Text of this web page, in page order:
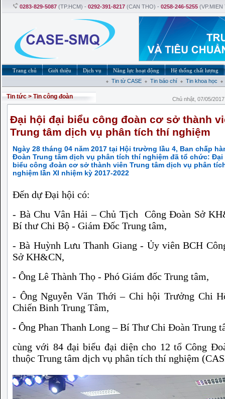
0283-829-5087 (TP.HCM) - 0292-391-8217 (CAN THO) - 0258-246-5255
Trang chủ Giới thiệu Dịch vụ Năng lực hoạt động
Hệ thống chất lượng
Tin từ CASE
Tin báo chí Tin khoa học
Tin tức>Tin công đoàn Chủ nhật, 07/05/
Đại hội đại biểu công đoàn cơ sở thành
Trung tâm dịch vụ phân tích thí nghiệm
Ngày 28 tháng 04 năm 2017 tại Hội trường lầu 4, Ban chấp
Đoàn Trung tâm dịch vụ phân tích thí nghiệm đã tổ chức: Đại
biểu công đoàn cơ sở thành viên Trung tâm dịch vụ phân
nghiệm lần XI nhiệm kỳ 2017-2022
Đến dự Đại hội có:
- Bà Chu Vân Hải – Chủ Tịch Công Đoàn Sở
Bí thư Chi Bộ - Giám Đốc Trung tâm,
- Bà Huỳnh Lưu Thanh Giang - Ủy viên BCH
Sở KH&CN,
- Ông Lê Thành Thọ - Phó Giám đốc Trung tâm,
- Ông Nguyễn Văn Thới – Chi hội Trưởng Chi
Chiến Binh Trung Tâm,
- Ông Phan Thanh Long – Bí Thư Chi Đoàn Trung
cùng với 84 đại biểu đại diện cho 12 tổ Công
thuộc Trung tâm dịch vụ phân tích thí nghiệm